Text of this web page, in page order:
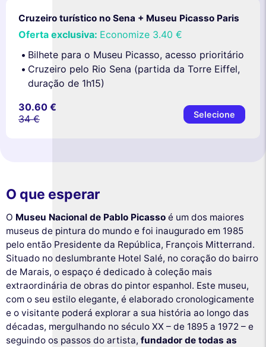
Cruzeiro turístico no Sena + Museu Picasso Paris
Oferta exclusiva: Economize 3.40 €
Bilhete para o Museu Picasso, acesso prioritário
Cruzeiro pelo Rio Sena (partida da Torre Eiffel,
duração de 1h15)
30.60 €
34 €
Selecione
O que esperar
O Museu Nacional de Pablo Picasso é um dos maiores
museus de pintura do mundo e foi inaugurado em 1985
pelo então Presidente da República, François Mitterrand.
Situado no deslumbrante Hotel Salé, no coração do bairro
de Marais, o espaço é dedicado à coleção mais
extraordinária de obras do pintor espanhol. Este museu,
com o seu estilo elegante, é elaborado cronologicamente
e o visitante poderá explorar a sua história ao longo das
décadas, mergulhando no século XX – de 1895 a 1972 – e
seguindo os passos do artista, fundador de todas as